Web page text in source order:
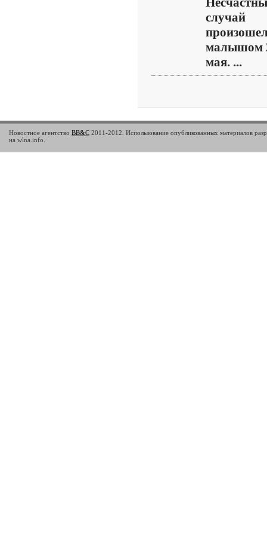
случай
малышом
мая. ...
Новостное агентство BB&C 2011-2012. Использование опубликованных материалов
на wlna.info.